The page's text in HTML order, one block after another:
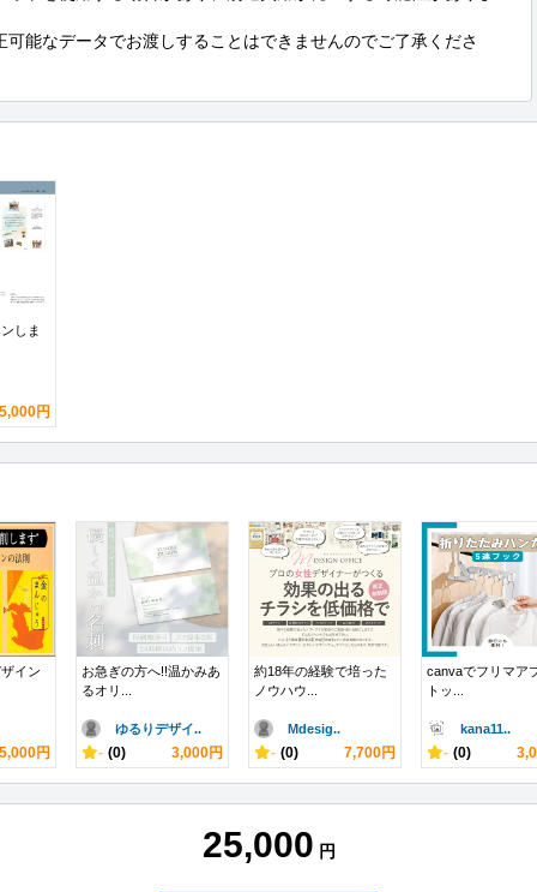
能なデータでお渡しすることはできませんのでご了承くださ
しま
円
イン
円
お急ぎの方へ!!温かみあ
るオリ...
ゆるりデザイ..
- (0) 3,000円
約18年の経験で培った
ノウハウ...
Mdesig..
- (0) 7,700円
canvaでフリマア
トッ...
kana11..
- (0)
25,000 円